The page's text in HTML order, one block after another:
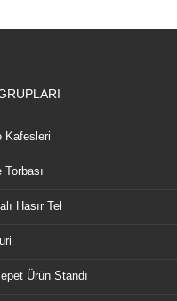
Kafesleri
Torbası
Hasır Tel
Ürün Standı